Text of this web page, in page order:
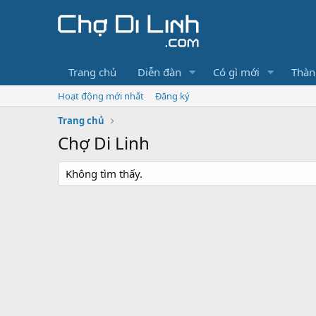
Trang chủ Diễn đàn Có gì mới
Hoạt động mới nhất
Đăng ký
Trang chủ
Chợ Di Linh
Không tìm thấy.